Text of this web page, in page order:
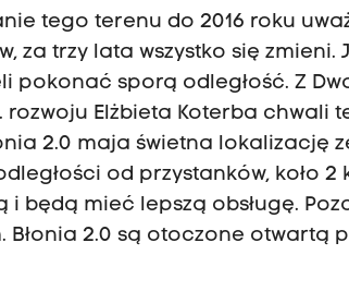
tego terenu do 2016 roku
za trzy lata wszystko się
pokonać sporą odległość. Z
rozwoju Elżbieta Koterba chwali
2.0 maja świetna lokalizację
od przystanków, koło
i będą mieć lepszą obsługę.
Błonia 2.0 są otoczone otwartą